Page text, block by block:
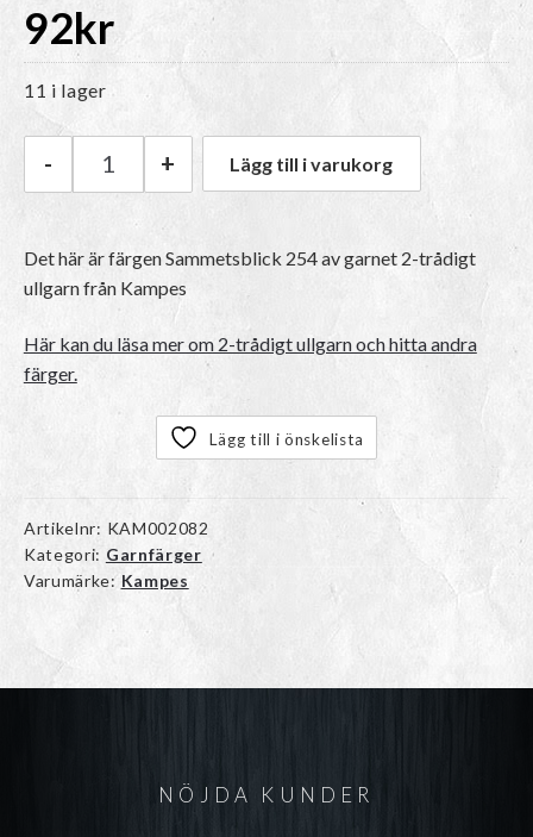
92kr
11 i lager
Kampes 2-trådigt ullgarn | 254 Sammetsblick
- + Lägg till i varukorg
Det här är färgenSammetsblick 254av garnet 2-trådigt
ullgarnfrån Kampes
Här kan du läsa mer om 2-trådigt ullgarn och hitta andra
färger.
Lägg till i önskelista
Artikelnr: KAM002082
Kategori: Garnfärger
Varumärke: Kampes
NÖJDA KUNDER